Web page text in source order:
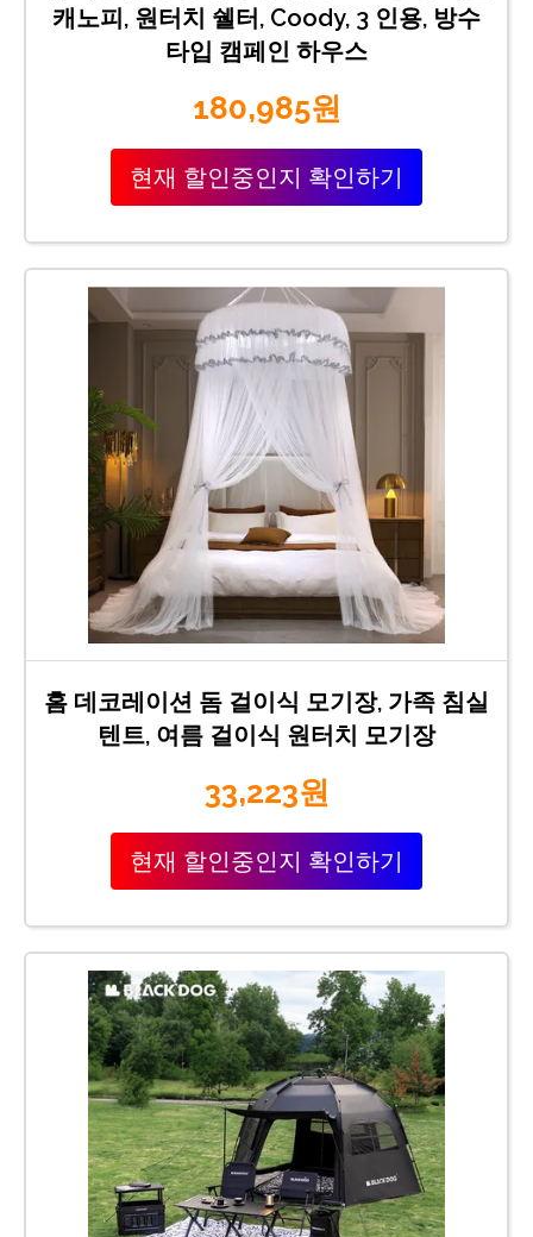
캐노피, 원터치 쉘터, Coody, 3 인용, 방수
타입 캠페인 하우스
180,985원
현재 할인중인지 확인하기
홈 데코레이션 돔 걸이식 모기장, 가족 침실
텐트, 여름 걸이식 원터치 모기장
33,223원
현재 할인중인지 확인하기